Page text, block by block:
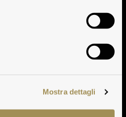
Mostra dettagli